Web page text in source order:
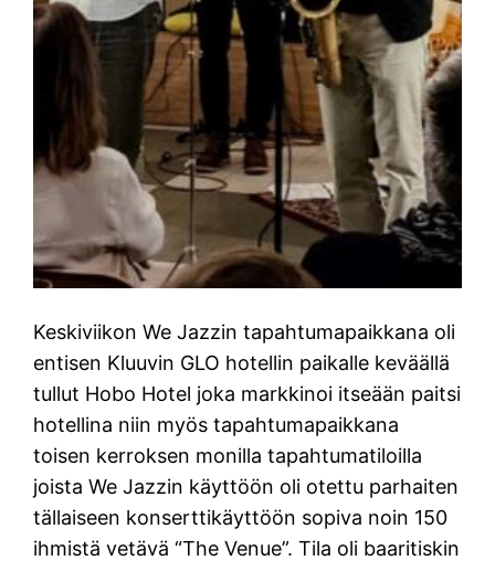
Keskiviikon We Jazzin tapahtumapaikkana oli
entisen Kluuvin GLO hotellin paikalle keväällä
tullut Hobo Hotel joka markkinoi itseään paitsi
hotellina niin myös tapahtumapaikkana
toisen kerroksen monilla tapahtumatiloilla
joista We Jazzin käyttöön oli otettu parhaiten
tällaiseen konserttikäyttöön sopiva noin 150
ihmistä vetävä “The Venue”. Tila oli baaritiskin